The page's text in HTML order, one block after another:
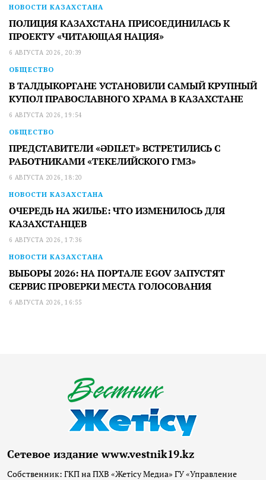
НОВОСТИ КАЗАХСТАНА
ПОЛИЦИЯ КАЗАХСТАНА ПРИСОЕДИНИЛАСЬ К
ПРОЕКТУ «ЧИТАЮЩАЯ НАЦИЯ»
6 АВГУСТА 2026, 20:39
ОБЩЕСТВО
В ТАЛДЫКОРГАНЕ УСТАНОВИЛИ САМЫЙ КРУПНЫЙ
КУПОЛ ПРАВОСЛАВНОГО ХРАМА В КАЗАХСТАНЕ
6 АВГУСТА 2026, 19:54
ОБЩЕСТВО
ПРЕДСТАВИТЕЛИ «ӘDILET» ВСТРЕТИЛИСЬ С
РАБОТНИКАМИ «ТЕКЕЛИЙСКОГО ГМЗ»
6 АВГУСТА 2026, 18:20
НОВОСТИ КАЗАХСТАНА
ОЧЕРЕДЬ НА ЖИЛЬЕ: ЧТО ИЗМЕНИЛОСЬ ДЛЯ
КАЗАХСТАНЦЕВ
6 АВГУСТА 2026, 17:36
НОВОСТИ КАЗАХСТАНА
ВЫБОРЫ 2026: НА ПОРТАЛЕ EGOV ЗАПУСТЯТ
СЕРВИС ПРОВЕРКИ МЕСТА ГОЛОСОВАНИЯ
6 АВГУСТА 2026, 16:55
Сетевое издание www.vestnik19.kz
Собственник: ГКП на ПХВ «Жетісу Медиа» ГУ «Управление